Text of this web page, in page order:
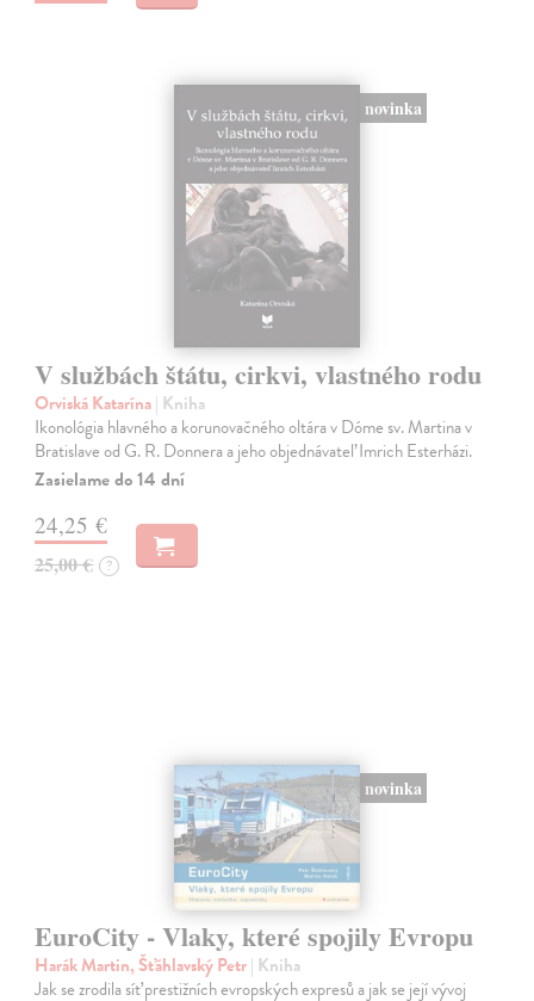
novinka
V službách štátu, cirkvi, vlastného rodu
Orviská Katarína| Kniha
Ikonológia hlavného a korunovačného oltára v Dóme sv. Martina v
Bratislave od G. R. Donnera a jeho objednávateľ Imrich Esterházi.
Zasielame do 14 dní
24,25 €
25,00 € ?
novinka
EuroCity - Vlaky, které spojily Evropu
Harák Martin, Šťáhlavský Petr| Kniha
Jak se zrodila síť prestižních evropských expresů a jak se její vývoj